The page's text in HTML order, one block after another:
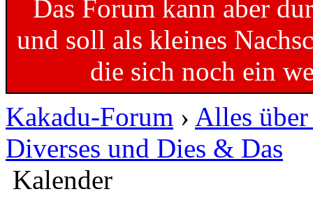
Das Forum kann aber
und soll als kleines
die sich noch ein
Kakadu-Forum › Alles
Diverses und Dies & Das
Kalender